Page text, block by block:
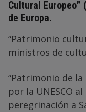
Cultural
de Europa.
“Patrimonio
ministros de
“Patrimonio de la
por la UNESCO
peregrinación a